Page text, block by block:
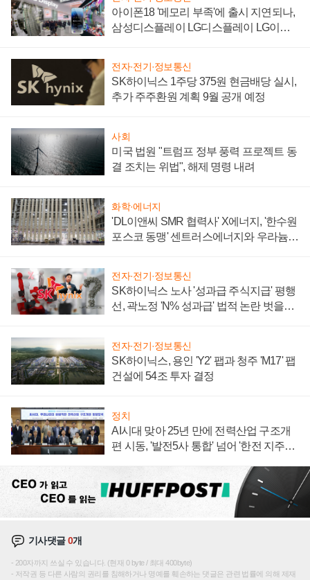
아이폰18 '메모리 부족'에 출시 지연되나,
삼성디스플레이 LG디스플레이 LG이노
전자·전기·정보통신
SK하이닉스 1주당 375원 현금배당 실시,
추가 주주환원 계획 9월 공개 예정
사회
미국 법원 "트럼프 정부 풍력 프로젝트 동
결 조치는 위법", 해제 명령 내려
화학·에너지
'DL이앤씨 SMR 협력사' X에너지, '한수원
포스코 동맹' 센트러스에너지와 우라늄
전자·전기·정보통신
SK하이닉스 노사 '성과급 주식지급' 평행
선, 곽노정 'N% 성과급' 법적 논란 벗을지
전자·전기·정보통신
SK하이닉스, 용인 'Y2' 팹과 청주 'M17' 팹
건설에 54조 투자 결정
정치
AI시대 맞아 25년 만에 전력산업 구조개
편 시동, '발전5사 통합' 넘어 '한전 지주사'
기사댓글0개
200자까지 쓰실 수 있습니다. (현재 0 byte / 최대 400byte)
저작권 등 다른 사람의 권리를 침해하거나 명예를 훼손하는 댓글은 관련 법률에 의해 제재